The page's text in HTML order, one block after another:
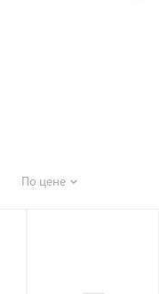
По цене